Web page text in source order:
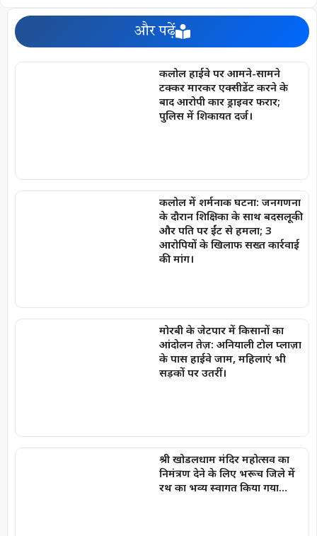
और पढ़ें
कलोल हाईवे पर आमने-सामने
टक्कर मारकर एक्सीडेंट करने के
बाद आरोपी कार ड्राइवर फरार;
पुलिस में शिकायत दर्ज।
कलोल में शर्मनाक घटना: जनगणना
के दौरान शिक्षिका के साथ बदसलूकी
और पति पर ईंट से हमला; 3
आरोपियों के खिलाफ सख्त कार्रवाई
की मांग।
मोरबी के जेटपार में किसानों का
आंदोलन तेज़: अनियाली टोल प्लाज़ा
के पास हाईवे जाम, महिलाएं भी
सड़कों पर उतरीं।
श्री खोडलधाम मंदिर महोत्सव का
निमंत्रण देने के लिए भरूच जिले में
रथ का भव्य स्वागत किया गया…